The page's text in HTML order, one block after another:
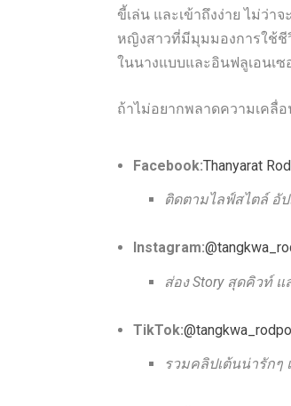
ขี้เล่น และเข้าถึงง่าย ไม่ว่
หญิงสาวที่มีมุมมองการใช้ชี
ในนางแบบและอินฟลูเอนเ
ถ้าไม่อยากพลาดความเคลื่
Facebook:Thanyarat
ติดตามไลฟ์สไตล์ อัป
Instagram:
ส่อง Story สุดคิวท์
TikTok:
รวมคลิปเต้นน่ารักๆ